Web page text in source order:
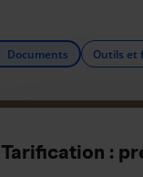
Documents Outils et
Tarification :